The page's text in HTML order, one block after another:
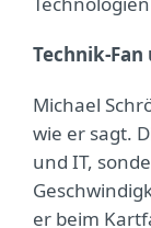
Technik-
Michael
wie er sagt.
und IT,
er beim